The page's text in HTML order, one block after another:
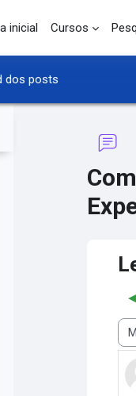
inicial
Cursos
dos posts